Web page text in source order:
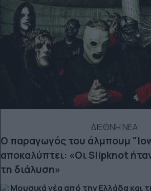
ΔΙΕΘΝΗ ΝΕΑ
Ο παραγωγός του άλμπουμ
αποκαλύπτει: «Οι Slipknot
τη διάλυση»
Μουσικά νέα από την Ελλάδα και